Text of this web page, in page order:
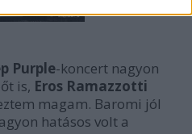
Purple-koncert nagyon
is, Eros Ramazzotti
magam. Baromi jól
hatásos volt a